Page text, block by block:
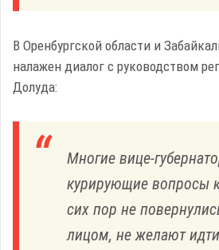
В Оренбургской области и
налажен диалог с руководством
Долуда:
Многие вице-
курирующие вопросы
сих пор не
лицом, не желают